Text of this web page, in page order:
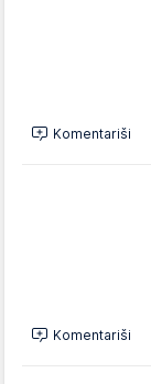
Komentariši
Komentariši